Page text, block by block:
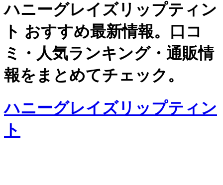
ハニーグレイズリップティン
ト おすすめ最新情報。口コ
ミ・人気ランキング・通販情
報をまとめてチェック。
ハニーグレイズリップティン
ト